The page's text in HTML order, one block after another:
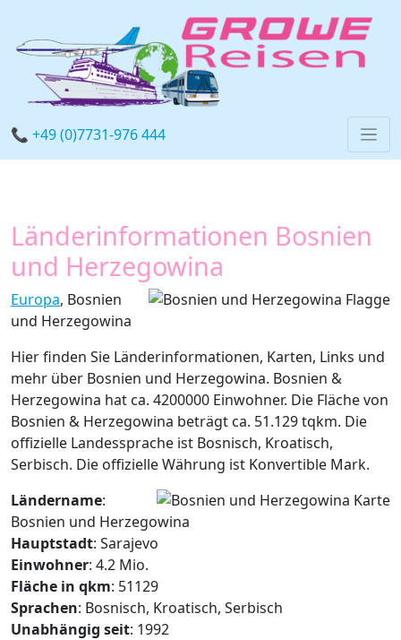
📞 +49 (0)7731-976 444
Länderinformationen Bosnien
und Herzegowina
Europa, Bosnien
und Herzegowina
Hier finden Sie Länderinformationen, Karten, Links und
mehr über Bosnien und Herzegowina. Bosnien &
Herzegowina hat ca. 4200000 Einwohner. Die Fläche von
Bosnien & Herzegowina beträgt ca. 51.129 tqkm. Die
offizielle Landessprache ist Bosnisch, Kroatisch,
Serbisch. Die offizielle Währung ist Konvertible Mark.
Ländername:
Bosnien und Herzegowina
Hauptstadt: Sarajevo
Einwohner: 4.2 Mio.
Fläche in qkm: 51129
Sprachen: Bosnisch, Kroatisch, Serbisch
Unabhängig seit: 1992